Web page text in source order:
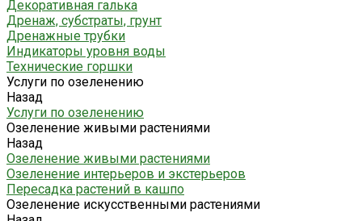
Декоративная галька
Дренаж, субстраты, грунт
Дренажные трубки
Индикаторы уровня воды
Технические горшки
Услуги по озеленению
Назад
Услуги по озеленению
Озеленение живыми растениями
Назад
Озеленение живыми растениями
Озеленение интерьеров и экстерьеров
Пересадка растений в кашпо
Озеленение искусственными растениями